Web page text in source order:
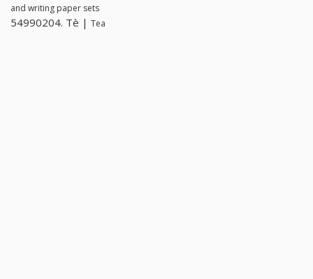
and writing paper sets
54990204. Tè | Tea